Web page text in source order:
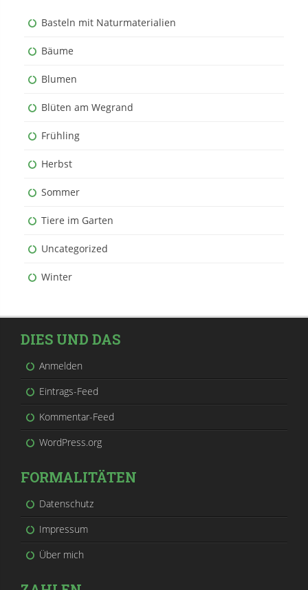
Basteln mit Naturmaterialien
Bäume
Blumen
Blüten am Wegrand
Frühling
Herbst
Sommer
Tiere im Garten
Uncategorized
Winter
DIES UND DAS
Anmelden
Eintrags-Feed
Kommentar-Feed
WordPress.org
FORMALITÄTEN
Datenschutz
Impressum
Über mich